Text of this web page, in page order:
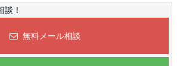
談！
無料メール相談